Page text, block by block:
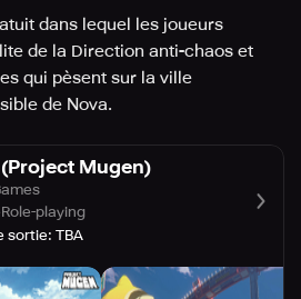
dans lequel les joueurs
de la Direction anti-chaos et
qui pèsent sur la ville
de Nova.
Mugen)
Role-playing
sortie: TBA